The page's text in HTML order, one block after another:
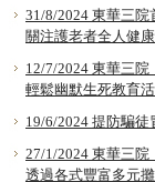
31/8/2024 東華三
關注護老者全人健
12/7/2024 東華三
輕鬆幽默生死教育
19/6/2024 提防騙
27/1/2024 東華三
透過各式豐富多元